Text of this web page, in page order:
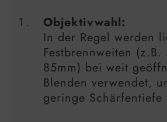
Objektivwahl:
In der Regel werden
Festbrennweiten (z.B.
85mm) bei weit
Blenden verwendet,
geringe